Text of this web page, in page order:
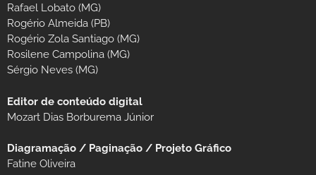
Rafael Lobato (MG)
Rogério Almeida (PB)
Rogério Zola Santiago (MG)
Rosilene Campolina (MG)
Sérgio Neves (MG)
Editor de conteúdo digital
Mozart Dias Borburema Júnior
Diagramação / Paginação / Projeto Gráfico
Fatine Oliveira